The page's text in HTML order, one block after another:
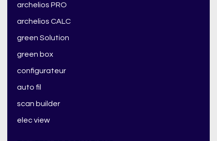
archelios PRO
archelios CALC
green Solution
green box
configurateur
auto fil
scan builder
elec view